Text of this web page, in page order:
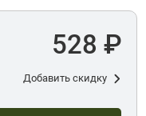
528 ₽
Добавить скидку